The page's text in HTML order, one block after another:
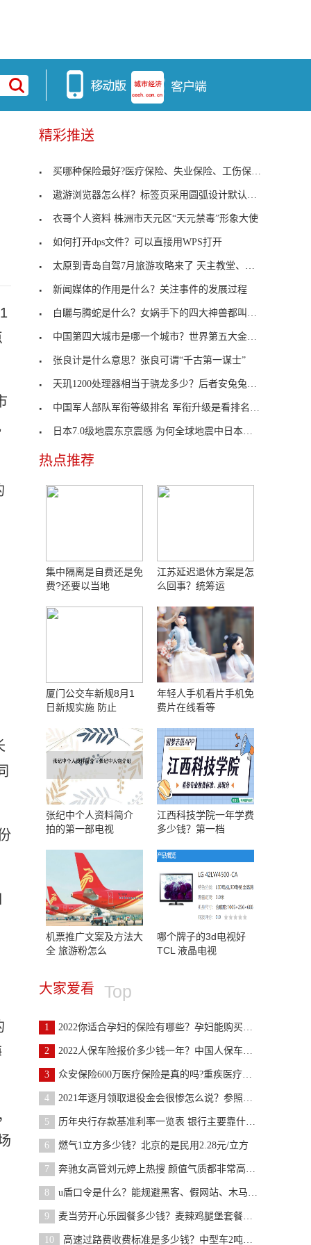
精彩推送
买哪种保险最好?医疗保险、失业保险、工伤保险等
遨游浏览器怎么样？标签页采用圆弧设计默认背景颜色
衣哥个人资料 株洲市天元区“天元禁毒”形象大使
如何打开dps文件？可以直接用WPS打开
太原到青岛自驾7月旅游攻略来了 天主教堂、青岛滩
新闻媒体的作用是什么？关注事件的发展过程
白矖与腾蛇是什么？女娲手下的四大神兽都叫什么名字
中国第四大城市是哪一个城市？世界第五大金融中心是
张良计是什么意思？张良可谓“千古第一谋士”
天玑1200处理器相当于骁龙多少？后者安兔兔跑分为66
中国军人部队军衔等级排名 军衔升级是看排名还是荣
日本7.0级地震东京震感 为何全球地震中日本最为频
热点推荐
集中隔离是自费还是免
费?还要以当地
江苏延迟退休方案是怎
么回事？统筹运
厦门公交车新规8月1
日新规实施 防止
年轻人手机看片手机免
费片在线看等
张纪中个人资料简介
拍的第一部电视
江西科技学院一年学费
多少钱？第一档
机票推广文案及方法大
全 旅游粉怎么
哪个牌子的3d电视好
TCL 液晶电视
大家爱看 Top
1 2022你适合孕妇的保险有哪些？孕妇能购买的保险名单
2 2022人保车险报价多少钱一年？中国人保车险网上买划
3 众安保险600万医疗保险是真的吗?重疾医疗保障是怎么
4 2021年逐月领取退役金会很惨怎么说？参照全国基本工
5 历年央行存款基准利率一览表 银行主要靠什么挣钱？
6 燃气1立方多少钱？北京的是民用2.28元/立方
7 奔驰女高管刘元婷上热搜 颜值气质都非常高打扮也很
8 u盾口令是什么？能规避黑客、假网站、木马病毒等
9 麦当劳开心乐园餐多少钱？麦辣鸡腿堡套餐是23·5元
10 高速过路费收费标准是多少钱？中型车2吨以上0.90